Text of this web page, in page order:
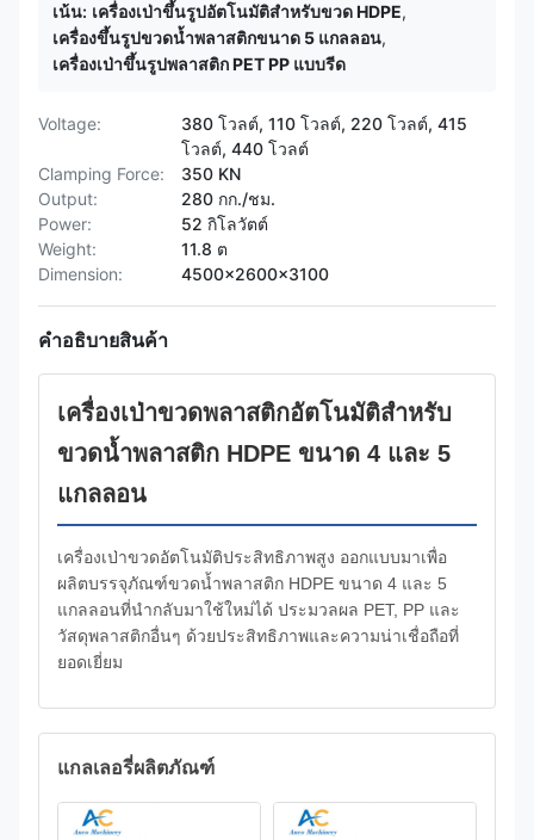
เน้น: เครื่องเป่าขึ้นรูปอัตโนมัติสำหรับขวด HDPE,
เครื่องขึ้นรูปขวดน้ำพลาสติกขนาด 5 แกลลอน,
เครื่องเป่าขึ้นรูปพลาสติก PET PP แบบรีด
Voltage:
380 โวลต์, 110 โวลต์, 220 โวลต์, 415
โวลต์, 440 โวลต์
Clamping Force:
350 KN
Output:
280 กก./ชม.
Power:
52 กิโลวัตต์
Weight:
11.8 ต
Dimension:
4500x2600x3100
คำอธิบายสินค้า
เครื่องเป่าขวดพลาสติกอัตโนมัติสำหรับ
ขวดน้ำพลาสติก HDPE ขนาด 4 และ 5
แกลลอน
เครื่องเป่าขวดอัตโนมัติประสิทธิภาพสูง ออกแบบมาเพื่อ
ผลิตบรรจุภัณฑ์ขวดน้ำพลาสติก HDPE ขนาด 4 และ 5
แกลลอนที่นำกลับมาใช้ใหม่ได้ ประมวลผล PET, PP และ
วัสดุพลาสติกอื่นๆ ด้วยประสิทธิภาพและความน่าเชื่อถือที่
ยอดเยี่ยม
แกลเลอรี่ผลิตภัณฑ์